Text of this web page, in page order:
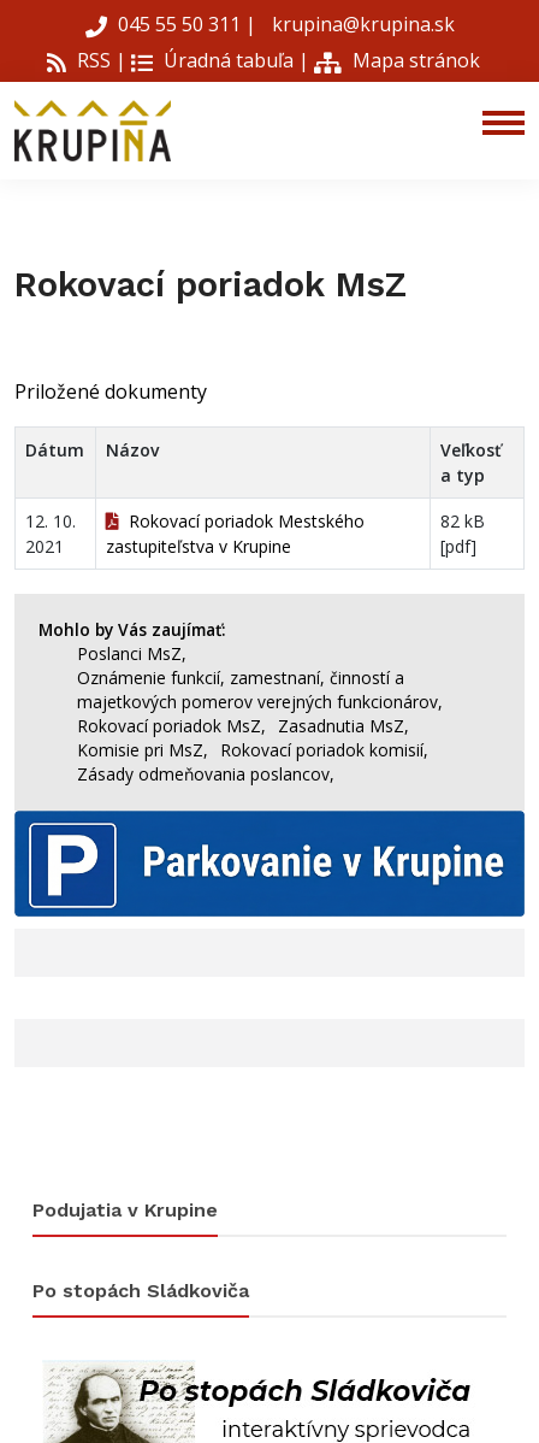
045 55 50 311 |
krupina@krupina.sk
RSS |
Úradná tabuľa | Mapa stránok
Rokovací poriadok MsZ
Priložené dokumenty
Dátum Názov
Veľkosť
a typ
12. 10.
2021
Rokovací poriadok Mestského
zastupiteľstva v Krupine
82 kB
[pdf]
Mohlo by Vás zaujímať:
Poslanci MsZ,
Oznámenie funkcií, zamestnaní, činností a
majetkových pomerov verejných funkcionárov,
Rokovací poriadok MsZ,
Zasadnutia MsZ,
Komisie pri MsZ,
Rokovací poriadok komisií,
Zásady odmeňovania poslancov,
Podujatia v Krupine
Po stopách Sládkoviča